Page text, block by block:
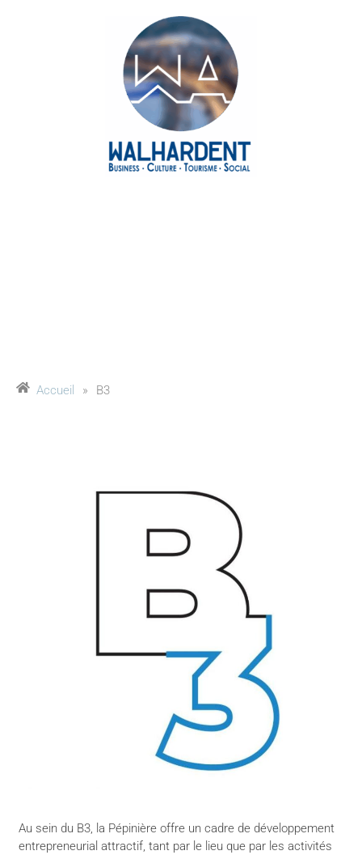
Accueil » B3
Au sein du B3, la Pépinière offre un cadre de développement
entrepreneurial attractif, tant par le lieu que par les activités